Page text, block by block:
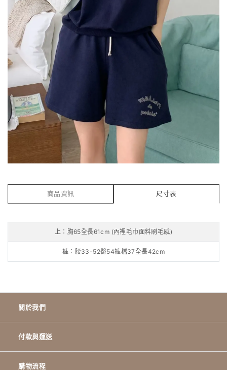
商品資訊 尺寸表
上：胸65全長61cm (內裡毛巾面料刷毛感)
褲：腰33-52臀54褲檔37全長42cm
關於我們
付款與運送
購物流程